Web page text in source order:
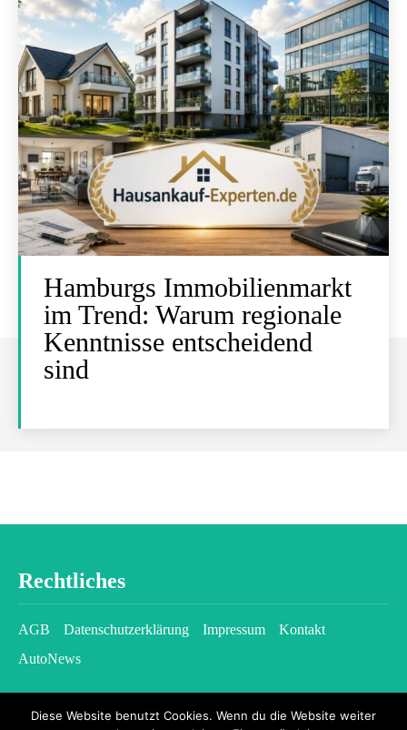
Hamburgs Immobilienmarkt
im Trend: Warum regionale
Kenntnisse entscheidend
sind
Rechtliches
AGB Datenschutzerklärung Impressum
Kontakt
AutoNews
Diese Website benutzt Cookies. Wenn du die Website weiter